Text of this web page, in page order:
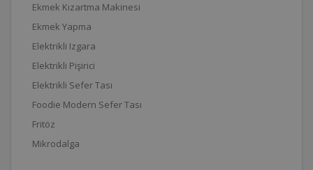
Ekmek Kızartma Makinesi
Ekmek Yapma
Elektrikli Izgara
Elektrikli Pişirici
Elektrikli Sefer Tası
Foodie Modern Sefer Tası
Fritöz
Mikrodalga